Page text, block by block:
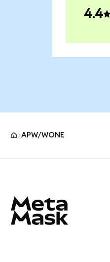
4.4
APW/WONE